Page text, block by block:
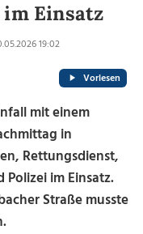
Einsatz
19:02
Vorlesen
mit einem
in
Rettungsdienst,
im Einsatz.
Straße musste